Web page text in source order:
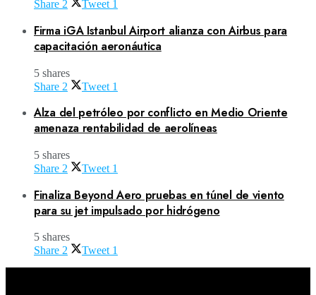
Share 2 Tweet 1
Firma iGA Istanbul Airport alianza con Airbus para
capacitación aeronáutica
5 shares
Share 2 Tweet 1
Alza del petróleo por conflicto en Medio Oriente
amenaza rentabilidad de aerolíneas
5 shares
Share 2 Tweet 1
Finaliza Beyond Aero pruebas en túnel de viento
para su jet impulsado por hidrógeno
5 shares
Share 2 Tweet 1